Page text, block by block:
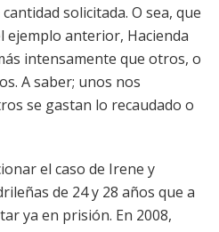
solicitada. O sea, que
ejemplo anterior, Hacienda
intensamente que otros, o
A saber; unos nos
se gastan lo recaudado o
el caso de Irene y
de 24 y 28 años que a
ya en prisión. En 2008,